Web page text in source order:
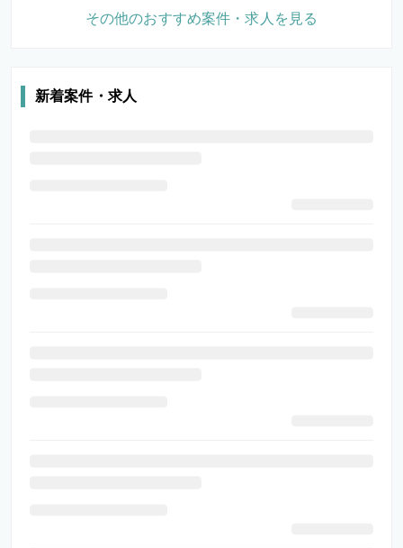
その他のおすすめ案件・求人を見る
新着案件・求人